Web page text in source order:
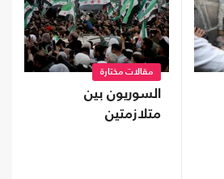
مقالات مختارة
السوريون بين
متلازمتين